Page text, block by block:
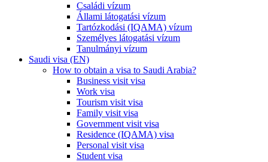
Családi vízum
Állami látogatási vízum
Tartózkodási (IQAMA) vízum
Személyes látogatási vízum
Tanulmányi vízum
Saudi visa (EN)
How to obtain a visa to Saudi Arabia?
Business visit visa
Work visa
Tourism visit visa
Family visit visa
Government visit visa
Residence (IQAMA) visa
Personal visit visa
Student visa